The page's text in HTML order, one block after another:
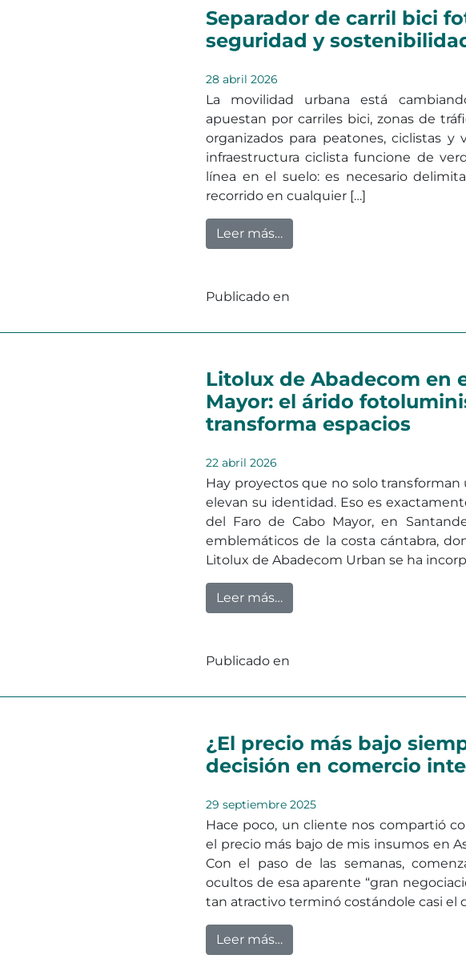
Separador de carril bici
seguridad y
28 abril 2026
La movilidad urbana está
apuestan por carriles bici, zonas de
organizados para peatones, ciclistas y
infraestructura ciclista funcione de
línea en el suelo: es necesario
recorrido en cualquier […]
Leer más…
Publicado en
Litolux de Abadecom en
Mayor: el árido
transforma espacios
22 abril 2026
Hay proyectos que no solo
elevan su identidad. Eso es
del Faro de Cabo Mayor, en
emblemáticos de la costa cántabra,
Litolux de Abadecom Urban se ha
Leer más…
Publicado en
¿El precio más bajo
decisión en comercio
29 septiembre 2025
Hace poco, un cliente nos compartió
el precio más bajo de mis insumos en
Con el paso de las semanas,
ocultos de esa aparente “gran
tan atractivo terminó costándole casi el
Leer más…